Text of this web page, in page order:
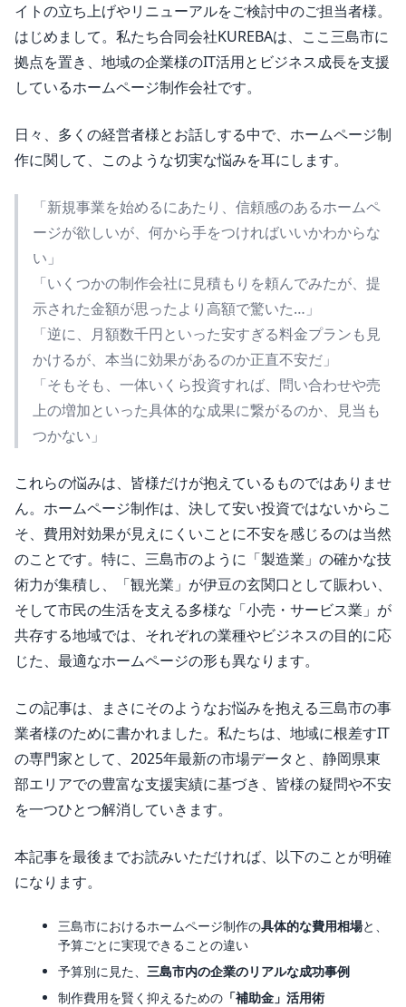
イトの立ち上げやリニューアルをご検討中のご担当者様。
はじめまして。私たち合同会社KUREBAは、ここ三島市に
拠点を置き、地域の企業様のIT活用とビジネス成長を支援
しているホームページ制作会社です。
日々、多くの経営者様とお話しする中で、ホームページ制
作に関して、このような切実な悩みを耳にします。
「新規事業を始めるにあたり、信頼感のあるホームペ
ージが欲しいが、何から手をつければいいかわからな
い」
「いくつかの制作会社に見積もりを頼んでみたが、提
示された金額が思ったより高額で驚いた…」
「逆に、月額数千円といった安すぎる料金プランも見
かけるが、本当に効果があるのか正直不安だ」
「そもそも、一体いくら投資すれば、問い合わせや売
上の増加といった具体的な成果に繋がるのか、見当も
つかない」
これらの悩みは、皆様だけが抱えているものではありませ
ん。ホームページ制作は、決して安い投資ではないからこ
そ、費用対効果が見えにくいことに不安を感じるのは当然
のことです。特に、三島市のように「製造業」の確かな技
術力が集積し、「観光業」が伊豆の玄関口として賑わい、
そして市民の生活を支える多様な「小売・サービス業」が
共存する地域では、それぞれの業種やビジネスの目的に応
じた、最適なホームページの形も異なります。
この記事は、まさにそのようなお悩みを抱える三島市の事
業者様のために書かれました。私たちは、地域に根差すIT
の専門家として、2025年最新の市場データと、静岡県東
部エリアでの豊富な支援実績に基づき、皆様の疑問や不安
を一つひとつ解消していきます。
本記事を最後までお読みいただければ、以下のことが明確
になります。
三島市におけるホームページ制作の具体的な費用相場と、
予算ごとに実現できることの違い
予算別に見た、 三島市内の企業のリアルな成功事例
制作費用を賢く抑えるための 「補助金」活用術